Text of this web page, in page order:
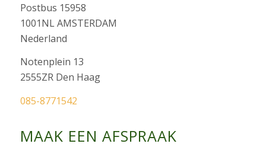
Postbus 15958
1001NL AMSTERDAM
Nederland
Notenplein 13
2555ZR Den Haag
085-8771542
MAAK EEN AFSPRAAK